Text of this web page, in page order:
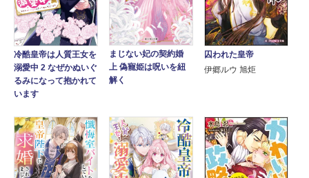
冷酷皇帝は人質王女を
溺愛中 2 なぜかぬいぐ
るみになって抱かれて
います
まじない妃の契約婚
上 偽寵姫は呪いを紐
解く
囚われた皇帝
伊郷ルウ 旭炬